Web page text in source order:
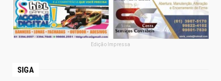
Edição Impressa
SIGA